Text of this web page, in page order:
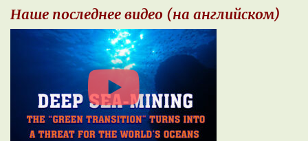
Наше последнее видео (на английском)